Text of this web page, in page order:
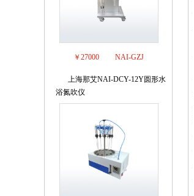
￥27000 NAI-GZJ
上海那艾NAI-DCY-12Y圆形水
浴氮吹仪